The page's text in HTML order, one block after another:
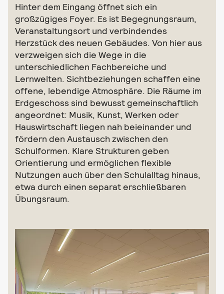
Hinter dem Eingang öffnet sich ein
großzügiges Foyer. Es ist Begegnungsraum,
Veranstaltungsort und verbindendes
Herzstück des neuen Gebäudes. Von hier aus
verzweigen sich die Wege in die
unterschiedlichen Fachbereiche und
Lernwelten. Sichtbeziehungen schaffen eine
offene, lebendige Atmosphäre. Die Räume im
Erdgeschoss sind bewusst gemeinschaftlich
angeordnet: Musik, Kunst, Werken oder
Hauswirtschaft liegen nah beieinander und
fördern den Austausch zwischen den
Schulformen. Klare Strukturen geben
Orientierung und ermöglichen flexible
Nutzungen auch über den Schulalltag hinaus,
etwa durch einen separat erschließbaren
Übungsraum.